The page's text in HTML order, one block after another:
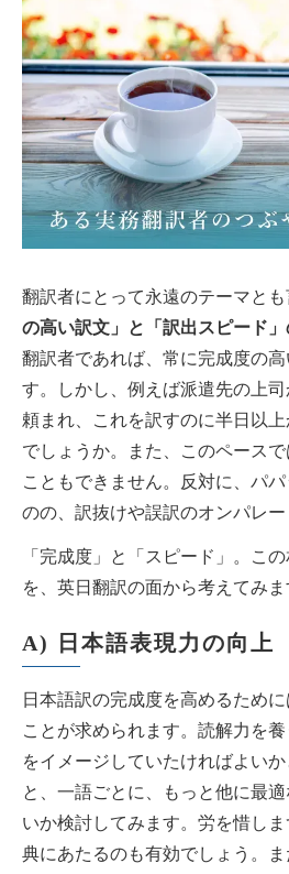
翻訳者にとって永遠のテーマとも
の高い訳文」と「訳出スピード
翻訳者であれば、常に完成度の
す。しかし、例えば派遣先の上
頼まれ、これを訳すのに半日以
でしょうか。また、このペース
こともできません。反対に、パ
のの、訳抜けや誤訳のオンパレー
「完成度」と「スピード」。こ
を、英日翻訳の面から考えてみま
A) 日本語表現力の向上
日本語訳の完成度を高めるため
ことが求められます。読解力を養
をイメージしていたければよい
と、一語ごとに、もっと他に最
いか検討してみます。労を惜し
典にあたるのも有効でしょう。